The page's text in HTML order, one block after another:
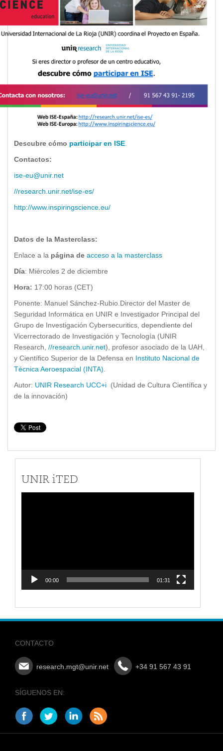
Descubre cómo participaren ISE
Contactos:
ise-eu@unir.net
//research.unir.net/ise-es/
http://www.inspiringscience.eu/
Datos de la Masterclass:
Enlace a la página de acceso a la masterclass
Día: Miércoles 2 de diciembre
Hora: 17:00 horas (CET)
Ponente: Manuel Sánchez-Rubio.Director del Master de
Seguridad Informática en UNIR e Investigador Principal del
Grupo de Investigación Cybersecuritics, dependiente del
Vicerrectorado de Investigación y Tecnología (UNIR
Research, //research.unir.net), profesor asociado de la UAH,
y Científico Superior de la Defensa en Instituto Nacional de
Técnica Aeroespacial (INTA)
Autor: UNIR Research UCC+i (Unidad de Cultura Científica y
de la innovación)
UNIR iTED
00:00 01:31
CONTACTO
research.mgt@unir.net +34 91 567 43 91
SÍGUENOS EN: